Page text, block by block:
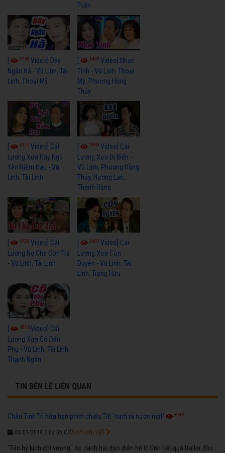
Tuấn
3768 Video] Dãy
Ngân Hà - Vũ Linh, Tài
Linh, Thoại Mỹ
3439Video] Nhạc
Tình - Vũ Linh, Thoại
Mỹ, Phương Hồng
Thủy
4114Video] Cải
Lương Xưa Hãy Ngủ
Yên Niềm Đau - Vũ
Linh, Tài Linh
3965Video] Cải
Lương Xưa Đi Biển -
Vũ Linh, Phương Hồng
Thủy, Hương Lan,
Thanh Hằng
4433 Video] Cải
Lương Nợ Cha Con Trả
- Vũ Linh, Tài Linh
3600Video] Cải
Lương Xưa Còn
Duyên - Vũ Linh, Tài
Linh, Trọng Hữu
[ 4016Video] Cải
Lương Xưa Cô Dâu
Phụ - Vũ Linh, Tài Linh,
Thanh Ngân
TIN BÊN LỀ LIÊN QUAN
Châu Tinh Trì hứa hẹn phim chiếu Tết 'cười ra nước mắt' 6767
03/01/2019 2:04:06 CH
"Tân hỷ kịch chi vương" do danh hài đạo diễn hé lộ tình tiết qua trailer đầu
Xem chi tiết